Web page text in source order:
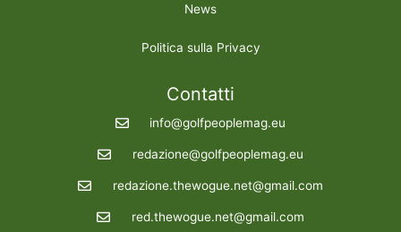
News
Politica sulla Privacy
Contatti
info@golfpeoplemag.eu
redazione@golfpeoplemag.eu
redazione.thewogue.net@gmail.com
red.thewogue.net@gmail.com